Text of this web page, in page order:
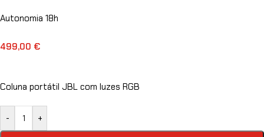
Autonomia 18h
499,00 €
Coluna portátil JBL com luzes RGB
- +
Alternative: